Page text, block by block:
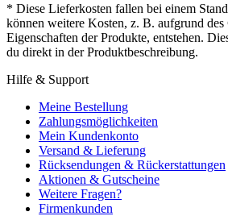
* Diese Lieferkosten fallen bei einem
können weitere Kosten, z. B. aufgrund
Eigenschaften der Produkte, entstehen.
du direkt in der Produktbeschreibung.
Hilfe & Support
Meine Bestellung
Zahlungsmöglichkeiten
Mein Kundenkonto
Versand & Lieferung
Rücksendungen & Rückerstattungen
Aktionen & Gutscheine
Weitere Fragen?
Firmenkunden